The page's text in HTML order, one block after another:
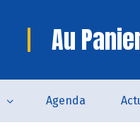
Au
Agenda